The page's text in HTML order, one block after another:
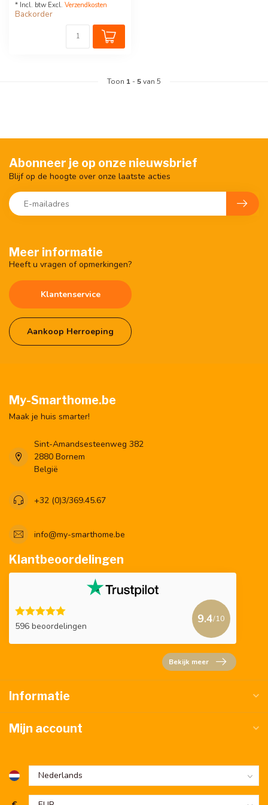
* Incl. btw Excl. Verzendkosten
Backorder
Toon 1 -5van 5
Meer informatie
Heeft u vragen of opmerkingen?
Klantenservice
Aankoop Herroeping
Abonneer je op onze nieuwsbrief
Blijf op de hoogte over onze laatste acties
My-Smarthome.be
Maak je huis smarter!
Sint-Amandsesteenweg 382
2880 Bornem
België
+32 (0)3/369.45.67
info@my-smarthome.be
Klantbeoordelingen
596 beoordelingen
9.4/10
Bekijk meer
Informatie
Mijn account